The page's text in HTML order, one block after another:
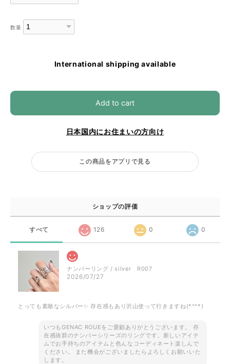
数量
International shipping available
Add to cart
日本国内にお住まいの方向け
この商品をアプリで見る
ショップの評価
すべて 126 0 0
ナンバーリング / silver R007
2026/07/27
とっても素敵なシルバー✨ 存在感もあり沢山使って行きますね(*^^*)
いつもGENAC ROUEをご愛顧ありがとうございます。 存
在感抜群のナンバーシリーズのリングです。新しいアイテ
ムでお手持ちのアイテムと色んなコーディネート楽しんで
ください。 また機会がございましたらよろしくお願いいた
します。